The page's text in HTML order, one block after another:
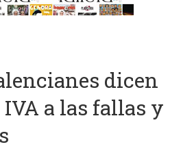
dicen
IVA a las fallas y